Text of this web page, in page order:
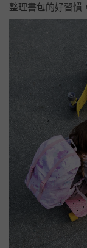
整理書包的好習慣